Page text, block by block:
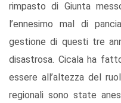
rimpasto di Giunta
l’ennesimo mal di
gestione di questi tre
disastrosa. Cicala ha
essere all’altezza del
regionali sono state